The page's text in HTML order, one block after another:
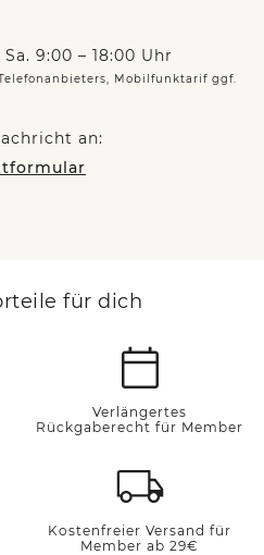
9:00 – 18:00 Uhr
Mobilfunktarif ggf.
an:
für dich
Verlängertes
Rückgaberecht für Member
Kostenfreier Versand für
Member ab 29€